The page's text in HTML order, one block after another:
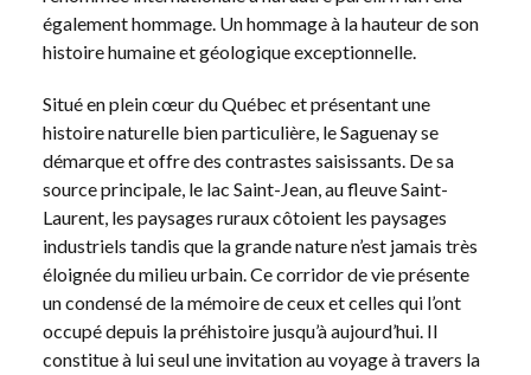
également hommage. Un hommage à la hauteur de son
histoire humaine et géologique exceptionnelle.
Situé en plein cœur du Québec et présentant une
histoire naturelle bien particulière, le Saguenay se
démarque et offre des contrastes saisissants. De sa
source principale, le lac Saint-Jean, au fleuve Saint-
Laurent, les paysages ruraux côtoient les paysages
industriels tandis que la grande nature n’est jamais très
éloignée du milieu urbain. Ce corridor de vie présente
un condensé de la mémoire de ceux et celles qui l’ont
occupé depuis la préhistoire jusqu’à aujourd’hui. Il
constitue à lui seul une invitation au voyage à travers la